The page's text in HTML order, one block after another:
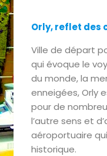
Orly, reflet des
Ville de départ
qui évoque le
du monde, la
enneigées, Orly
pour de
l’autre sens et
aéroportuaire
historique.